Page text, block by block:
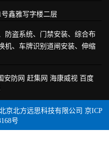
鑫雅写字楼二层
防盗系统、门禁安装、综合布
机、车牌识别道闸安装、伸缩
安防网 赶集网 海康威视 百度
京北方远思科技有限公司 京ICP
号